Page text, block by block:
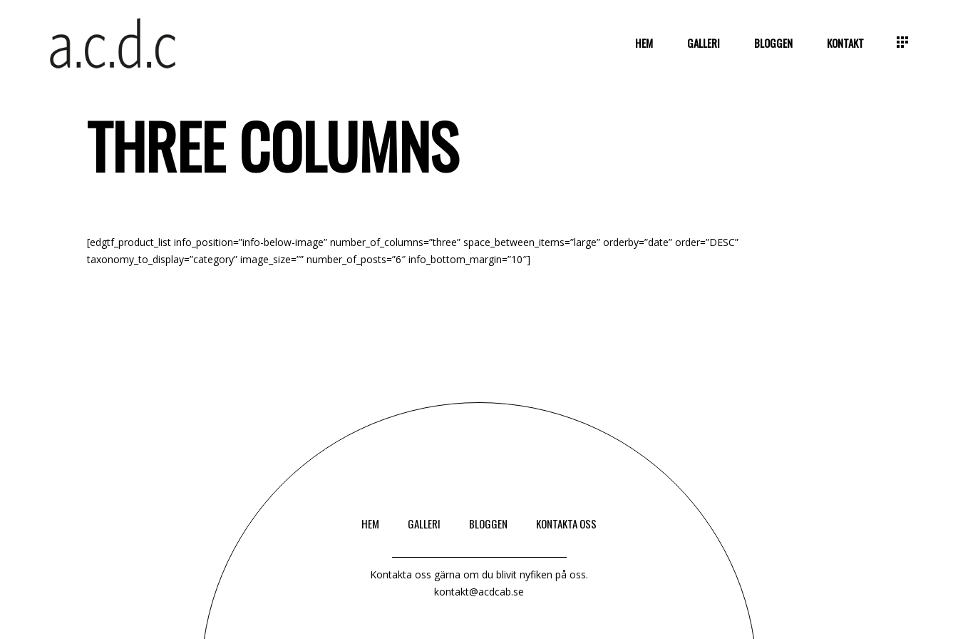
HEM GALLERI BLOGGEN KONTAKT
THREE COLUMNS
[edgtf_product_list info_position=”info-below-image” number_of_columns=”three” space_between_items=”large” orderby=”date” order=”DESC”
taxonomy_to_display=”category” image_size=”” number_of_posts=”6″ info_bottom_margin=”10″]
HEM GALLERI BLOGGEN KONTAKTA OSS
Kontakta oss gärna om du blivit nyfiken på oss.
kontakt@acdcab.se